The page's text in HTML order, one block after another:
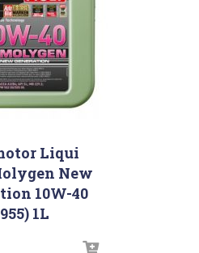
Liqui
New
10W-40
1L